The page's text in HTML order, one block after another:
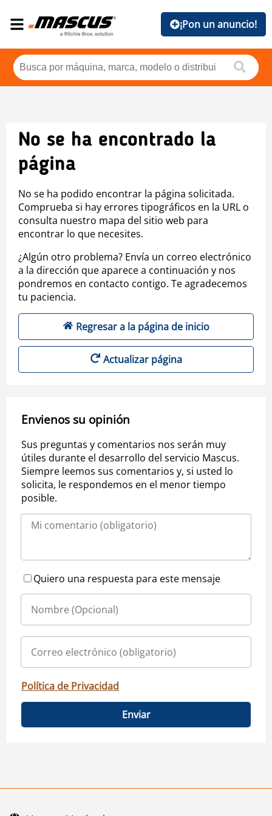
¡Pon un anuncio!
No se ha encontrado la
página
No se ha podido encontrar la página solicitada.
Comprueba si hay errores tipográficos en la URL o
consulta nuestro mapa del sitio web para
encontrar lo que necesites.
¿Algún otro problema? Envía un correo electrónico
a la dirección que aparece a continuación y nos
pondremos en contacto contigo. Te agradecemos
tu paciencia.
Regresar a la página de inicio
Actualizar página
Envienos su opinión
Sus preguntas y comentarios nos serán muy
útiles durante el desarrollo del servicio Mascus.
Siempre leemos sus comentarios y, si usted lo
solicita, le respondemos en el menor tiempo
posible.
Quiero una respuesta para este mensaje
Política de Privacidad
Enviar